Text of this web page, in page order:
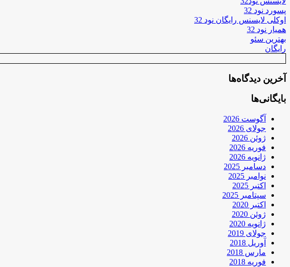
پسورد نود 32
اوکلی لایسنس رایگان نود 32
همیار نود 32
بهترین سئو
رایگان
آخرین دیدگاه‌ها
بایگانی‌ها
آگوست 2026
جولای 2026
ژوئن 2026
فوریه 2026
ژانویه 2026
دسامبر 2025
نوامبر 2025
اکتبر 2025
سپتامبر 2025
اکتبر 2020
ژوئن 2020
ژانویه 2020
جولای 2019
آوریل 2018
مارس 2018
فوریه 2018